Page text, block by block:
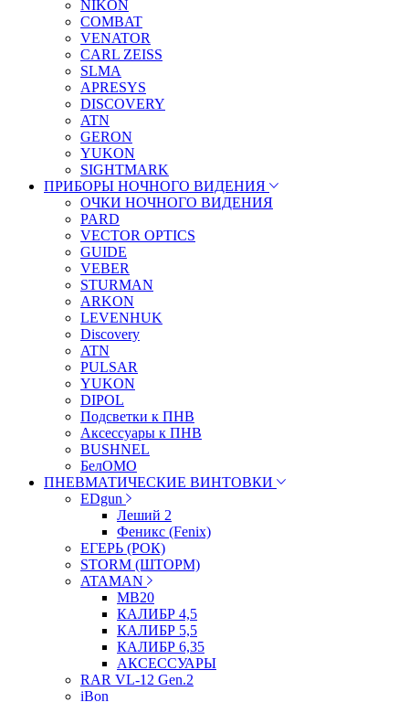
NIKON
COMBAT
VENATOR
CARL ZEISS
SLMA
APRESYS
DISCOVERY
ATN
GERON
YUKON
SIGHTMARK
ПРИБОРЫ НОЧНОГО ВИДЕНИЯ
ОЧКИ НОЧНОГО ВИДЕНИЯ
PARD
VECTOR OPTICS
GUIDE
VEBER
STURMAN
ARKON
LEVENHUK
Discovery
ATN
PULSAR
YUKON
DIPOL
Подсветки к ПНВ
Аксессуары к ПНВ
BUSHNEL
БелОМО
ПНЕВМАТИЧЕСКИЕ ВИНТОВКИ
EDgun
Леший 2
Феникс (Fenix)
ЕГЕРЬ (РОК)
STORM (ШТОРМ)
ATAMAN
МВ20
КАЛИБР 4,5
КАЛИБР 5,5
КАЛИБР 6,35
АКСЕССУАРЫ
RAR VL-12 Gen.2
iBon